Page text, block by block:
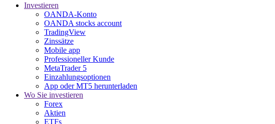
Investieren
OANDA-Konto
OANDA stocks account
TradingView
Zinssätze
Mobile app
Professioneller Kunde
MetaTrader 5
Einzahlungsoptionen
App oder MT5 herunterladen
Wo Sie investieren
Forex
Aktien
ETFs